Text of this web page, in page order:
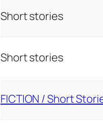
Short stories
Short stories
FICTION / Short